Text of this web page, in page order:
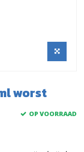
worst
OP VOORRAAD